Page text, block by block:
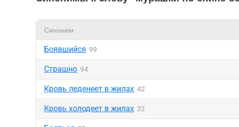
Синоним
Боявшийся 99
Страшно 94
Кровь леденеет в жилах 42
Кровь холодеет в жилах 32